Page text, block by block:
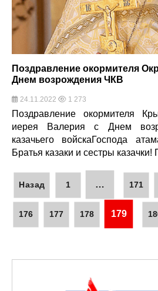
Поздравление окормителя
Днем возрождения ЧКВ
24.11.2022 1 273
Поздравление окормителя
иерея Валерия с Днем
казачьего войскаГоспода
Братья казаки и сестры
Назад 1 … 171
176 177 178 179